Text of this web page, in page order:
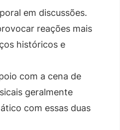
em discussões.
reações mais
históricos e
com a cena de
geralmente
com essas duas